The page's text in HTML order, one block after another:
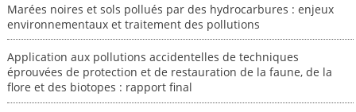
Marées noires et sols pollués par des hydrocarbures : enjeux
environnementaux et traitement des pollutions
Application aux pollutions accidentelles de techniques
éprouvées de protection et de restauration de la faune, de la
flore et des biotopes : rapport final